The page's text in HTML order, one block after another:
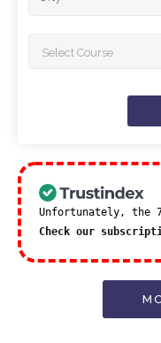
Select Course
Unfortunately, the
Check our